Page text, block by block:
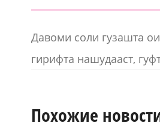
Давоми соли гузашта
гирифта нашудааст,
Похожие